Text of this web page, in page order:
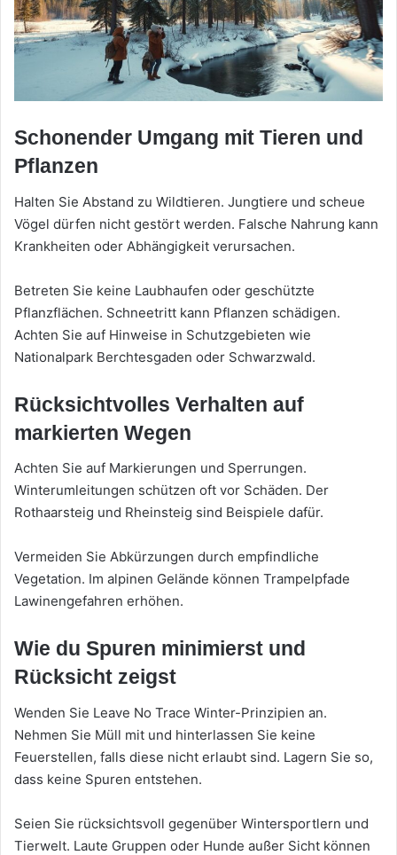
Schonender Umgang mit Tieren und
Pflanzen
Halten Sie Abstand zu Wildtieren. Jungtiere und scheue
Vögel dürfen nicht gestört werden. Falsche Nahrung kann
Krankheiten oder Abhängigkeit verursachen.
Betreten Sie keine Laubhaufen oder geschützte
Pflanzflächen. Schneetritt kann Pflanzen schädigen.
Achten Sie auf Hinweise in Schutzgebieten wie
Nationalpark Berchtesgaden oder Schwarzwald.
Rücksichtvolles Verhalten auf
markierten Wegen
Achten Sie auf Markierungen und Sperrungen.
Winterumleitungen schützen oft vor Schäden. Der
Rothaarsteig und Rheinsteig sind Beispiele dafür.
Vermeiden Sie Abkürzungen durch empfindliche
Vegetation. Im alpinen Gelände können Trampelpfade
Lawinengefahren erhöhen.
Wie du Spuren minimierst und
Rücksicht zeigst
Wenden Sie Leave No Trace Winter-Prinzipien an.
Nehmen Sie Müll mit und hinterlassen Sie keine
Feuerstellen, falls diese nicht erlaubt sind. Lagern Sie so,
dass keine Spuren entstehen.
Seien Sie rücksichtsvoll gegenüber Wintersportlern und
Tierwelt. Laute Gruppen oder Hunde außer Sicht können